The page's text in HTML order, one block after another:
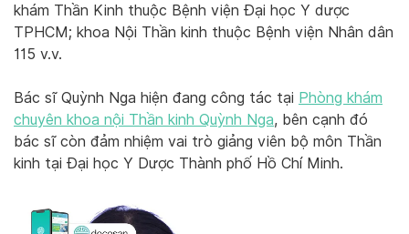
khám Thần Kinh thuộc Bệnh viện Đại học Y dược
TPHCM; khoa Nội Thần kinh thuộc Bệnh viện Nhân dân
115 v.v.
Bác sĩ Quỳnh Nga hiện đang công tác tại Phòng khám
chuyên khoa nội Thần kinh Quỳnh Nga, bên cạnh đó
bác sĩ còn đảm nhiệm vai trò giảng viên bộ môn Thần
kinh tại Đại học Y Dược Thành phố Hồ Chí Minh.